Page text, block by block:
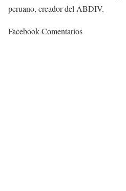
peruano, creador del ABDIV.
Facebook Comentarios